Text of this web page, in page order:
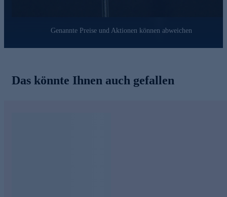
Genannte Preise und Aktionen können abweichen
Das könnte Ihnen auch gefallen